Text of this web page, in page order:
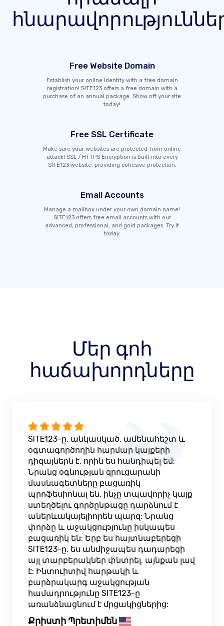
Free Website Domain
Establish your online identity with a free domain
registration! SITE123 offers a free domain with a
purchase of an annual package. Show off your site
today!
Free SSL Certificate
Make sure your websites are protected from online
attack! SSL / HTTPS Encryption is built into every
SITE123 website, providing cohesive protection.
Email Accounts
Manage a mailbox under your own domain name!
SITE123 offers free email accounts with our
advanced, professional, and gold packages. Try it
today.
Մեր գոհ
հաճախորդները
SITE123-ը, անկասկած, ամենահեշտ և
օգտագործողին հարմար կայքերի
դիզայներն է, որին ես հանդիպել եմ:
Նրանց օգնության զրուցարանի
մասնագետները բացառիկ
պրոֆեսիոնալ են, ինչը տպավորիչ կայք
ստեղծելու գործընթացը դարձնում է
աներևակայելիորեն պարզ: Նրանց
փորձը և աջակցությունը իսկապես
բացառիկ են: Երբ ես հայտնաբերեցի
SITE123-ը, ես անմիջապես դադարեցի
այլ տարբերակներ փնտրել. այնքան լավ
է: Ինտուիտիվ հարթակի և
բարձրակարգ աջակցության
համադրությունը SITE123-ը
առանձնացնում է մրցակիցներից:
Քրիստի Պրետիմեն